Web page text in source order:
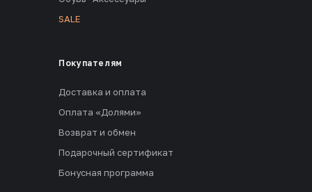
SALE
Покупателям
Доставка и оплата
Оплата «Долями»
Возврат и обмен
Подарочный сертификат
Бонусная программа